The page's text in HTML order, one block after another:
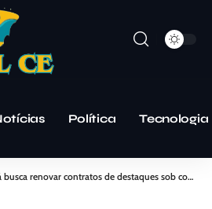
Política Tecnologia
renovar contratos de destaques sob comando de Léo Condé